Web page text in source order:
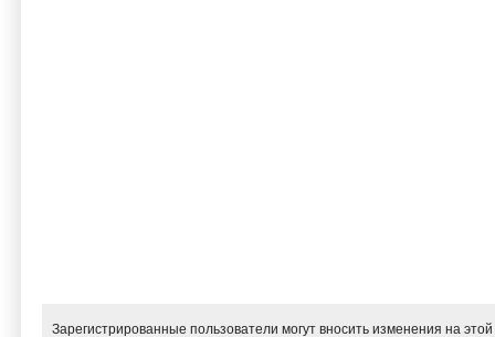
Зарегистрированные пользователи могут вносить изменения на